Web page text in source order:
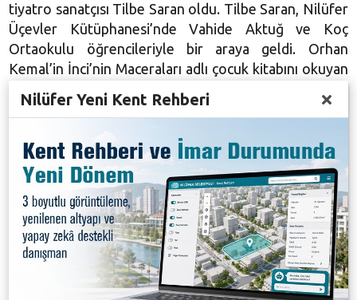
tiyatro sanatçısı Tilbe Saran oldu. Tilbe Saran, Nilüfer
Üçevler Kütüphanesi’nde Vahide Aktuğ ve Koç
Ortaokulu öğrencileriyle bir araya geldi. Orhan
Kemal’in İnci’nin Maceraları adlı çocuk kitabını okuyan
Saran, betimlemeleriyle öğrencilerin ilgisini topladı.
Yaklaşık bir saat süren kitap okuması etkinliğinde
Vahide Aktuğ Ortaokulu ve Koç Ortaokulu
öğrencilerinin sorularını da yanıtlayan Tilbe Saran,
çocuklardan daha çok kitap okumalarını ve kendi
hikayelerini oluşturmalarını istedi. Etkinliğin sonunda
Nilüfer Belediyesi Kütüphane Müdürü Şafak Pala,
tiyatro sanatçısı Tilbe Saran’a Nilüfer Belediye
Başkanı Mustafa Bozbey adına teşekkür etti.
Nilüfer Yeni Kent Rehberi